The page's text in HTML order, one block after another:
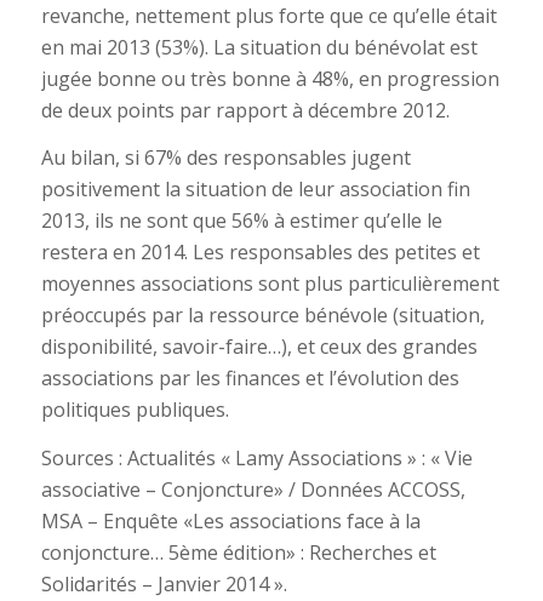
revanche, nettement plus forte que ce qu’elle était
en mai 2013 (53%). La situation du bénévolat est
jugée bonne ou très bonne à 48%, en progression
de deux points par rapport à décembre 2012.
Au bilan, si 67% des responsables jugent
positivement la situation de leur association fin
2013, ils ne sont que 56% à estimer qu’elle le
restera en 2014. Les responsables des petites et
moyennes associations sont plus particulièrement
préoccupés par la ressource bénévole (situation,
disponibilité, savoir-faire…), et ceux des grandes
associations par les finances et l’évolution des
politiques publiques.
Sources : Actualités « Lamy Associations » : « Vie
associative – Conjoncture» / Données ACCOSS,
MSA – Enquête «Les associations face à la
conjoncture… 5ème édition» : Recherches et
Solidarités – Janvier 2014 ».